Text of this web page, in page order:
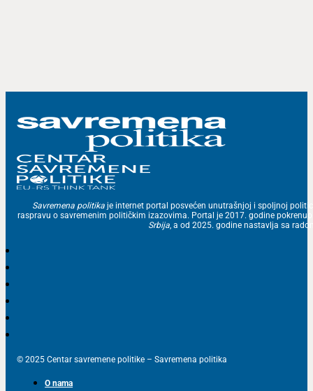
Savremena politika je internet portal posvećen unutrašnjoj i spoljnoj
raspravu o savremenim političkim izazovima. Portal je 2017. godine
Srbija, a od 2025. godine nastavlja sa
© 2025 Centar savremene politike – Savremena politika
O nama